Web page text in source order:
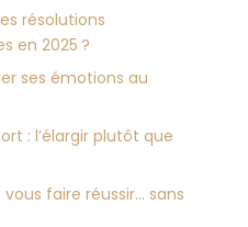
résolutions
en 2025 ?
ses émotions au
: l’élargir plutôt que
vous faire réussir… sans